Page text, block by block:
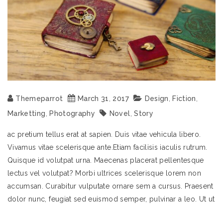
Themeparrot March 31 2017 Design ,Fiction
Marketting ,Photography Novel ,Story
ac pretium tellus erat at sapien. Duis vitae vehicula libero.
Vivamus vitae scelerisque ante.Etiam facilisis iaculis rutrum.
Quisque id volutpat urna. Maecenas placerat pellentesque
lectus vel volutpat? Morbi ultrices scelerisque lorem non
accumsan. Curabitur vulputate ornare sem a cursus. Praesent
dolor nunc, feugiat sed euismod semper, pulvinar a leo. Ut ut